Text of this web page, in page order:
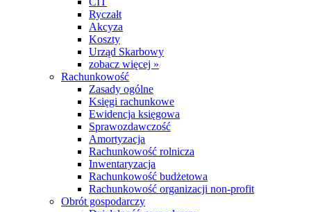
Ryczałt
Akcyza
Koszty
Urząd Skarbowy
zobacz więcej »
Rachunkowość
Zasady ogólne
Księgi rachunkowe
Ewidencja księgowa
Sprawozdawczość
Amortyzacja
Rachunkowość rolnicza
Inwentaryzacja
Rachunkowość budżetowa
Rachunkowość organizacji non-profit
Obrót gospodarczy